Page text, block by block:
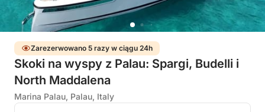
Zarezerwowano 5 razy w ciągu 24h
Skoki na wyspy z Palau: Spargi, Budelli i
North Maddalena
Marina Palau, Palau, Italy